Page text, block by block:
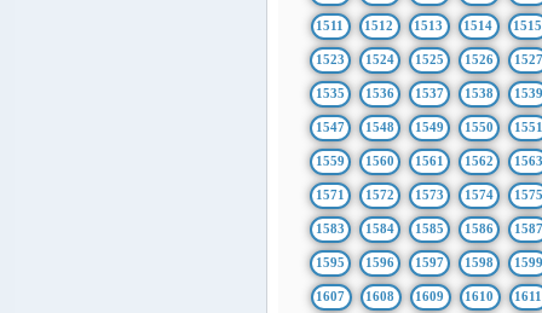
1511 1512 1513 1514 1515
1523 1524 1525 1526 1527
1535 1536 1537 1538 1539
1547 1548 1549 1550 1551
1559 1560 1561 1562 1563
1571 1572 1573 1574 1575
1583 1584 1585 1586 1587
1595 1596 1597 1598 1599
1607 1608 1609 1610 1611